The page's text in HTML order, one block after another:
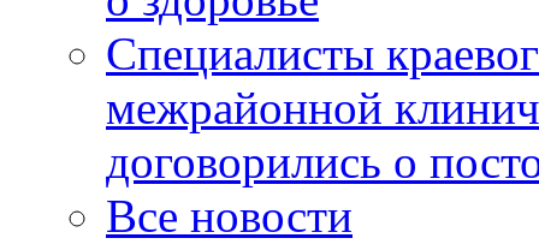
Специалисты
межрайонной
договорились о
Все новости